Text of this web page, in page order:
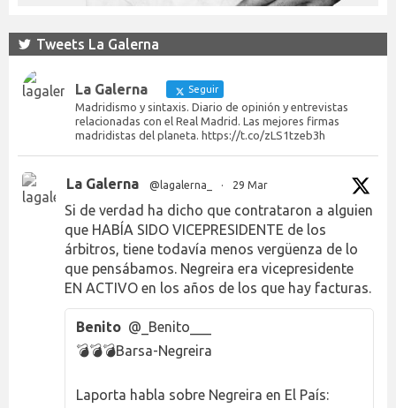
Tweets La Galerna
La Galerna Seguir
Madridismo y sintaxis. Diario de opinión y entrevistas
relacionadas con el Real Madrid. Las mejores firmas
madridistas del planeta. https://t.co/zLS1tzeb3h
La Galerna @lagalerna_ · 29 Mar
Si de verdad ha dicho que contrataron a alguien
que HABÍA SIDO VICEPRESIDENTE de los
árbitros, tiene todavía menos vergüenza de lo
que pensábamos. Negreira era vicepresidente
EN ACTIVO en los años de los que hay facturas.
Benito @_Benito___
💣💣💣Barsa-Negreira
Laporta habla sobre Negreira en El País: